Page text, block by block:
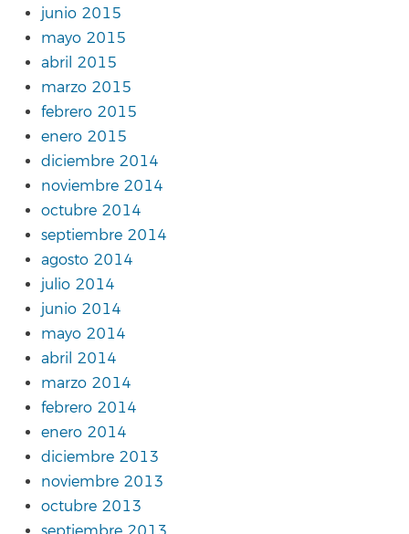
junio 2015
mayo 2015
abril 2015
marzo 2015
febrero 2015
enero 2015
diciembre 2014
noviembre 2014
octubre 2014
septiembre 2014
agosto 2014
julio 2014
junio 2014
mayo 2014
abril 2014
marzo 2014
febrero 2014
enero 2014
diciembre 2013
noviembre 2013
octubre 2013